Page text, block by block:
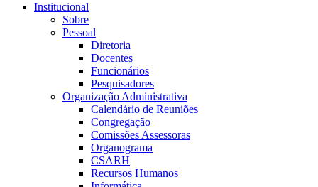
Institucional
Sobre
Pessoal
Diretoria
Docentes
Funcionários
Pesquisadores
Organização Administrativa
Calendário de Reuniões
Congregação
Comissões Assessoras
Organograma
CSARH
Recursos Humanos